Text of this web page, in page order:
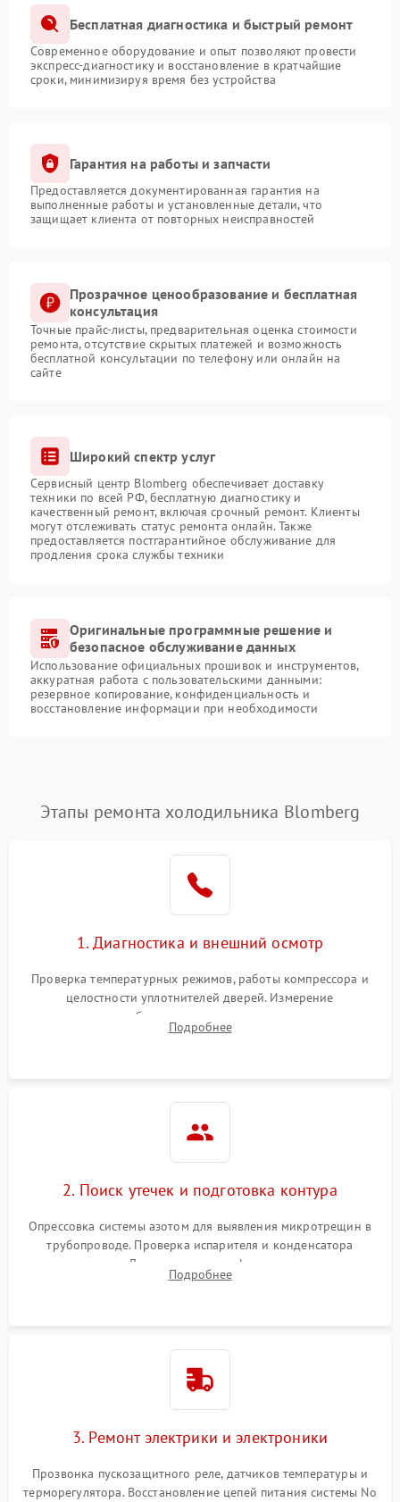
Бесплатная диагностика и быстрый ремонт
Современное оборудование и опыт позволяют провести
экспресс-диагностику и восстановление в кратчайшие
сроки, минимизируя время без устройства
Гарантия на работы и запчасти
Предоставляется документированная гарантия на
выполненные работы и установленные детали, что
защищает клиента от повторных неисправностей
Прозрачное ценообразование и бесплатная
консультация
Точные прайс-листы, предварительная оценка стоимости
ремонта, отсутствие скрытых платежей и возможность
бесплатной консультации по телефону или онлайн на
сайте
Широкий спектр услуг
Сервисный центр Blomberg обеспечивает доставку
техники по всей РФ, бесплатную диагностику и
качественный ремонт, включая срочный ремонт. Клиенты
могут отслеживать статус ремонта онлайн. Также
предоставляется постгарантийное обслуживание для
продления срока службы техники
Оригинальные программные решение и
безопасное обслуживание данных
Использование официальных прошивок и инструментов,
аккуратная работа с пользовательскими данными:
резервное копирование, конфиденциальность и
восстановление информации при необходимости
Этапы ремонта холодильника Blomberg
1. Диагностика и внешний осмотр
Проверка температурных режимов, работы компрессора и
целостности уплотнителей дверей. Измерение
сопротивления обмоток мотора, проверка термостата и
считывание кодов ошибок с электронного дисплея.
Подробнее
2. Поиск утечек и подготовка контура
Опрессовка системы азотом для выявления микротрещин в
трубопроводе. Проверка испарителя и конденсатора
течеискателем. Демонтаж старого фильтра-осушителя и
продувка капиллярной трубки для устранения засоров.
Подробнее
3. Ремонт электрики и электроники
Прозвонка пускозащитного реле, датчиков температуры и
терморегулятора. Восстановление цепей питания системы No